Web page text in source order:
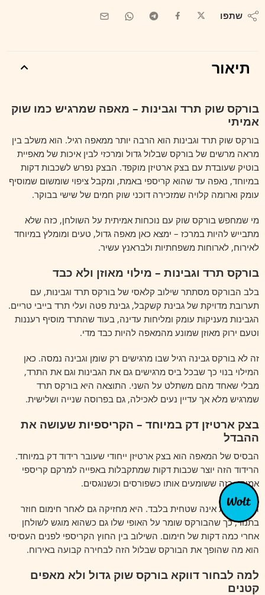
שתפו
תיאור
בורקס שוק תרד וגבינות – מאפה שמרגיש כמו שוק
אמיתי
בורקס שוק תרד וגבינות הוא הרבה יותר ממאפה רגיל. הוא משלב בין
מראה מרשים של בורקס שבלול גדול ומרכזי לבין איכות של מאפיית
בוטיק שעובדת עם בצק ארטיזן מוקפד. הבצק נפרש לשכבות דקות
במיוחד, נאפה עד שהוא קריספי באמת, ומקבל ציפוי שומשום שמוסיף
עומק וארומה קלויה שמזכירה דוכני שוק חמים של שישי בבוקר.
מי שמחפש בורקס שוק עם נוכחות אמיתית על השולחן, כזה שלא
מתבייש להיות במרכז – ימצא כאן מאפה גדול, טעים ומומלץ במיוחד
לאירוח, לארוחות משפחתיות ולבראנץ עשיר.
בורקס תרד וגבינות – מילוי מאוזן ולא כבד
בלב הבורקס מסתתר שילוב קלאסי של בורקס תרד וגבינות, עם
תערובת מדויקת של גבינת קשקבל, גבינת פטה ועלי תרד בייבי טריים.
הגבינות מעניקות עומק ומליחות עדינה, בעוד שהתרד מוסיף רעננות
וטעם ירוק מאוזן שמונע מהמאפה להיות כבד מדי.
זה לא בורקס גבינה רגיל שבו מרגישים רק שומן וגבינה נמסה. כאן
המילוי בנוי כך שבכל ביס מרגישים גם את הגבינות וגם את התרד,
מבלי שאחד מהם משתלט על השני. התוצאה היא בורקס תרד
שמרגיש מלא אך עדיין נעים לאכילה, גם בפרוסה שנייה ושלישית.
בצק ארטיזן דק במיוחד – הקריספיות שעושה את
ההבדל
הבסיס של המאפה הוא בצק ארטיזן ייחודי שעובר רידוד דק במיוחד.
הרידוד הזה יוצר שכבות דקות שמתקבלות באפייה למרקם קריספי
אמיתי, כזה ששומעים אותו כשפורסים וכשנוגסים.
הקריספיות אינה שטחית בלבד. היא מחזיקה גם לאחר חימום חוזר
בתנור, כך שהבורקס שומר על האופי שלו גם כשהוא מוגש לשולחן
אחרי כמה דקות של חימום. השילוב בין החוץ הקריספי לפנים העסיסי
הוא מה שהופך את הבורקס שבלול הזה לבחירה קבועה באירוח.
למה לבחור דווקא בורקס שוק גדול ולא מאפים
קטנים